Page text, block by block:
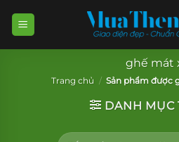
ghế mát
Trang chủ / Sản phẩm được
DANH MỤC